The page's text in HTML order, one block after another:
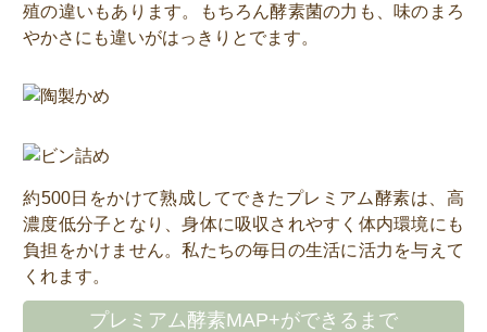
殖の違いもあります。もちろん酵素菌の力も、味のまろ
やかさにも違いがはっきりとでます。
約500日をかけて熟成してできたプレミアム酵素は、高
濃度低分子となり、身体に吸収されやすく体内環境にも
負担をかけません。私たちの毎日の生活に活力を与えて
くれます。
プレミアム酵素MAP+ができるまで